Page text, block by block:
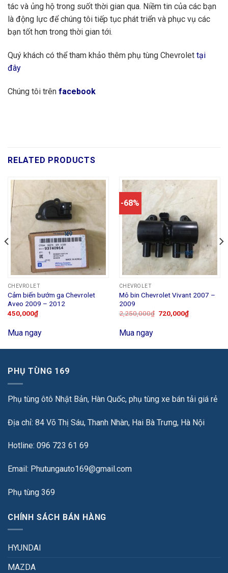
tác và ủng hộ trong suốt thời gian qua. Niềm tin của các bạn
là động lực để chúng tôi tiếp tục phát triển và phục vụ các
bạn tốt hơn trong thời gian tới.
Quý khách có thể tham khảo thêm phụ tùng Chevrolet tại
đây
Chúng tôi trên facebook
RELATED PRODUCTS
CHEVROLET
Cảm biến bướm ga Chevrolet
Aveo 2009 – 2012
450,000₫
Mua ngay
-68%
CHEVROLET
Mô bin Chevrolet Vivant 2007 –
2009
2,250,000₫ 720,000₫
Mua ngay
PHỤ TÙNG 169
Phụ tùng ôtô Nhật Bản, Hàn Quốc, phụ tùng xe bán tải giá rẻ
Địa chỉ: 84 Võ Thị Sáu, Thanh Nhàn, Hai Bà Trưng, Hà Nội
Hotline: 096 723 61 69
Email: Phutungauto169@gmail.com
Phụ tùng 369
CHÍNH SÁCH BÁN HÀNG
HYUNDAI
MAZDA